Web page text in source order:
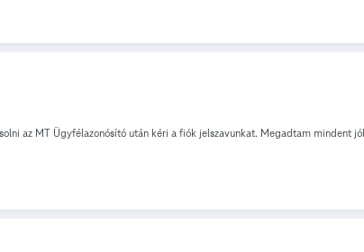
az MT Ügyfélazonósító után kéri a fiók jelszavunkat. Megadtam mindent